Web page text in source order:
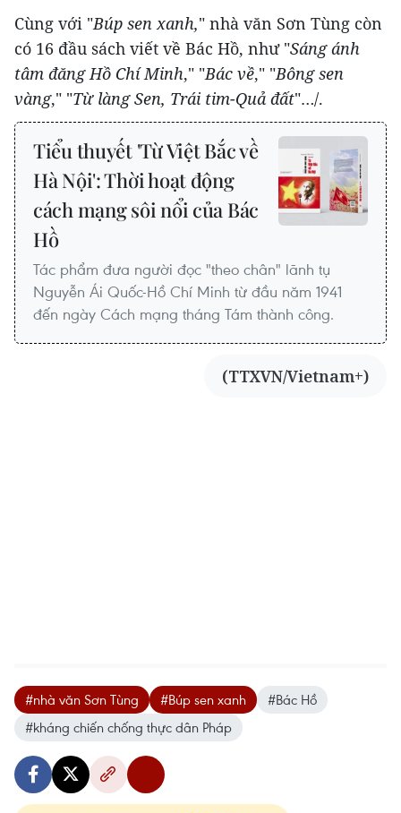
Cùng với "Búp sen xanh," nhà văn Sơn Tùng còn
có 16 đầu sách viết về Bác Hồ, như "Sáng ánh
tâm đăng Hồ Chí Minh," "Bác về," "Bông sen
vàng," "Từ làng Sen, Trái tim-Quả đất"…/.
Tiểu thuyết 'Từ Việt Bắc về
Hà Nội': Thời hoạt động
cách mạng sôi nổi của Bác
Hồ
Tác phẩm đưa người đọc "theo chân" lãnh tụ
Nguyễn Ái Quốc-Hồ Chí Minh từ đầu năm 1941
đến ngày Cách mạng tháng Tám thành công.
(TTXVN/Vietnam+)
#nhà văn Sơn Tùng #Búp sen xanh
#Bác Hồ
#kháng chiến chống thực dân Pháp